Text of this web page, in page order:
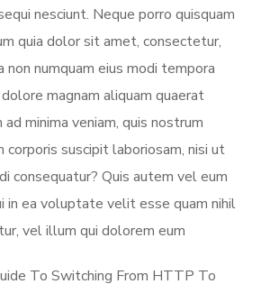
nesciunt. Neque porro quisquam
quia dolor sit amet, consectetur,
non numquam eius modi tempora
magnam aliquam quaerat
minima veniam, quis nostrum
suscipit laboriosam, nisi ut
consequatur? Quis autem vel eum
in ea voluptate velit esse quam nihil
vel illum qui dolorem eum
To Switching From HTTP To